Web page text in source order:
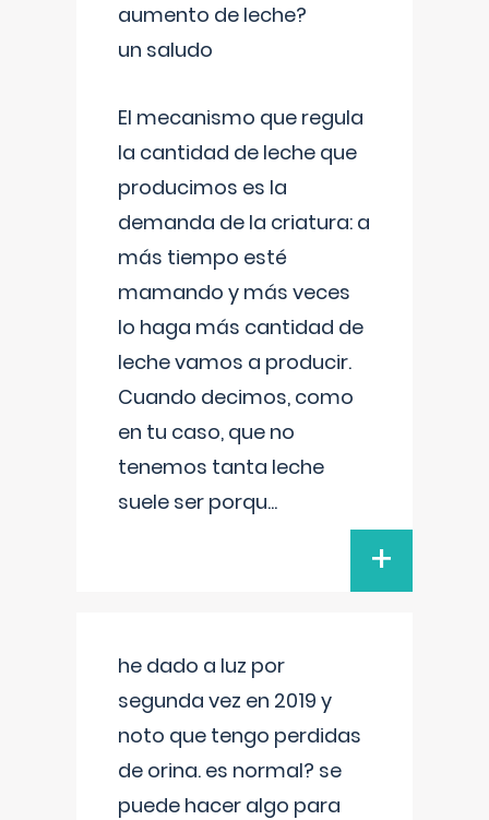
aumento de leche?
un saludo
El mecanismo que regula
la cantidad de leche que
producimos es la
demanda de la criatura: a
más tiempo esté
mamando y más veces
lo haga más cantidad de
leche vamos a producir.
Cuando decimos, como
en tu caso, que no
tenemos tanta leche
suele ser porqu...
+
he dado a luz por
segunda vez en 2019 y
noto que tengo perdidas
de orina. es normal? se
puede hacer algo para